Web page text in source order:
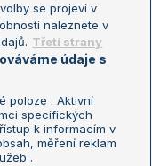
zpracování osobních
se projeví v
naleznete v
Třetí strany
údaje s
poloze . Aktivní
specifických
k informacím v
měření reklam
.